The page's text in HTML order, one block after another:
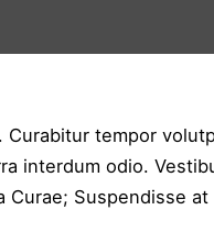
tempor
interdum odio.
Suspendisse